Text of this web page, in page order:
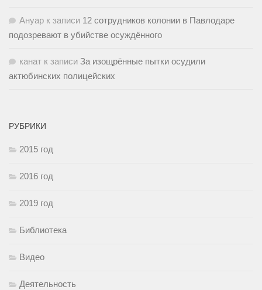
Ануар к записи 12 сотрудников колонии в Павлодаре
подозревают в убийстве осуждённого
канат к записи За изощрённые пытки осудили
актюбинских полицейских
РУБРИКИ
2015 год
2016 год
2019 год
Библиотека
Видео
Деятельность